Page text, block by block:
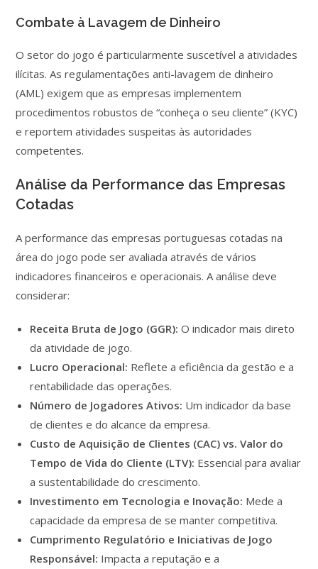
Combate à Lavagem de Dinheiro
O setor do jogo é particularmente suscetível a atividades
ilícitas. As regulamentações anti-lavagem de dinheiro
(AML) exigem que as empresas implementem
procedimentos robustos de “conheça o seu cliente” (KYC)
e reportem atividades suspeitas às autoridades
competentes.
Análise da Performance das Empresas
Cotadas
A performance das empresas portuguesas cotadas na
área do jogo pode ser avaliada através de vários
indicadores financeiros e operacionais. A análise deve
considerar:
Receita Bruta de Jogo (GGR): O indicador mais direto
da atividade de jogo.
Lucro Operacional: Reflete a eficiência da gestão e a
rentabilidade das operações.
Número de Jogadores Ativos: Um indicador da base
de clientes e do alcance da empresa.
Custo de Aquisição de Clientes (CAC) vs. Valor do
Tempo de Vida do Cliente (LTV): Essencial para avaliar
a sustentabilidade do crescimento.
Investimento em Tecnologia e Inovação: Mede a
capacidade da empresa de se manter competitiva.
Cumprimento Regulatório e Iniciativas de Jogo
Responsável: Impacta a reputação e a